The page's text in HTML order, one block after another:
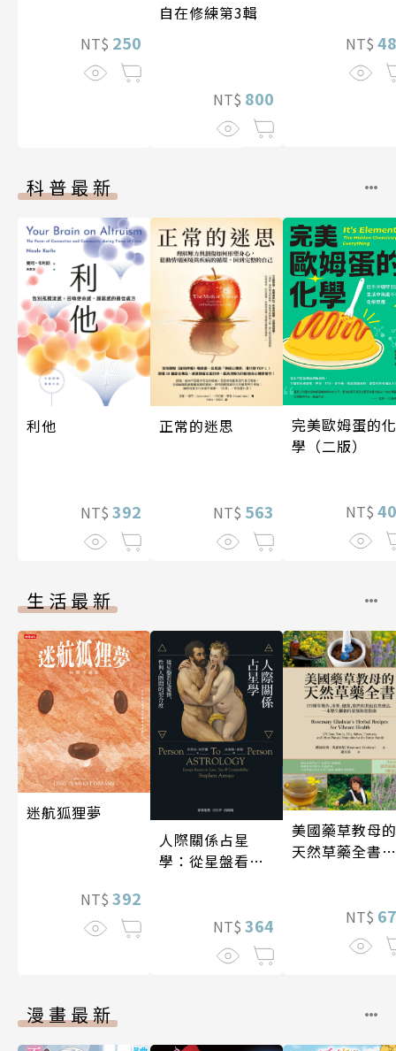
NT$ 250
自在修練第3輯
NT$ 800
NT$
科普最新
利他
NT$ 392
正常的迷思
NT$ 563
完美歐姆蛋的化
學（二版）
NT$
生活最新
迷航狐狸夢
NT$ 392
人際關係占星
學：從星盤看見
NT$ 364
美國藥草教母的
天然草藥全書
NT$
漫畫最新